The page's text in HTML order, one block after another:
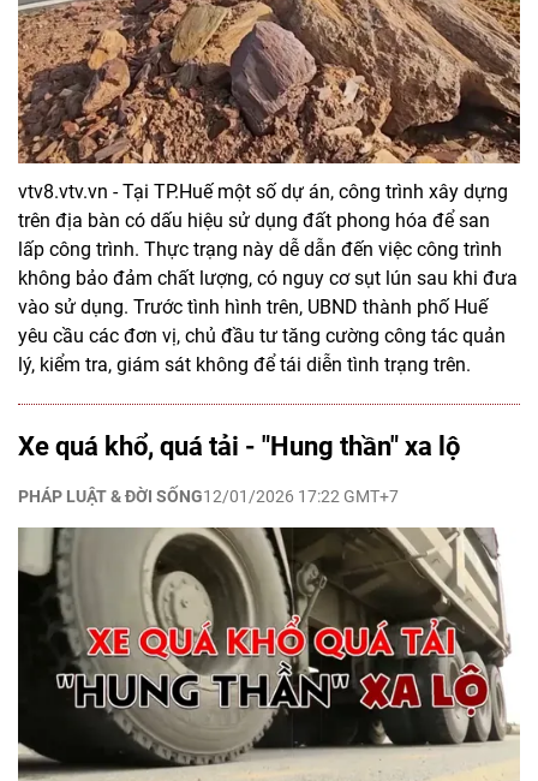
vtv8.vtv.vn - Tại TP.Huế một số dự án, công trình xây dựng
trên địa bàn có dấu hiệu sử dụng đất phong hóa để san
lấp công trình. Thực trạng này dễ dẫn đến việc công trình
không bảo đảm chất lượng, có nguy cơ sụt lún sau khi đưa
vào sử dụng. Trước tình hình trên, UBND thành phố Huế
yêu cầu các đơn vị, chủ đầu tư tăng cường công tác quản
lý, kiểm tra, giám sát không để tái diễn tình trạng trên.
Xe quá khổ, quá tải - "Hung thần" xa lộ
PHÁP LUẬT & ĐỜI SỐNG12/01/2026 17:22 GMT+7